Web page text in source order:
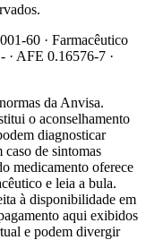
60 · Farmacêutico
· AFE 0.16576-7 ·
da Anvisa.
o aconselhamento
diagnosticar
caso de sintomas
medicamento oferece
e leia a bula.
à disponibilidade em
aqui exibidos
e podem divergir